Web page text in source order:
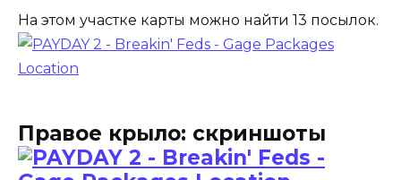
На этом участке карты можно найти 13 посылок.
Правое крыло: скриншоты